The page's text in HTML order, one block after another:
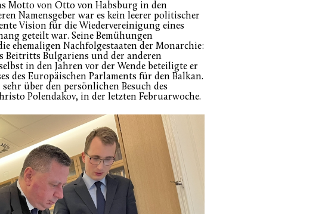
Motto von Otto von Habsburg in den
Namensgeber war es kein leerer politischer
Vision für die Wiedervereinigung eines
geteilt war. Seine Bemühungen
ehemaligen Nachfolgestaaten der Monarchie:
Beitritts Bulgariens und der anderen
in den Jahren vor der Wende beteiligte er
des Europäischen Parlaments für den Balkan.
über den persönlichen Besuch des
Polendakov, in der letzten Februarwoche.